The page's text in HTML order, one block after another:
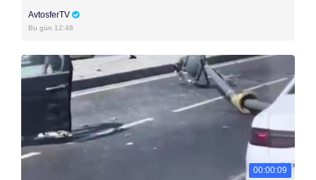
AvtosferTV
Bu gün 12:48
00:00:09